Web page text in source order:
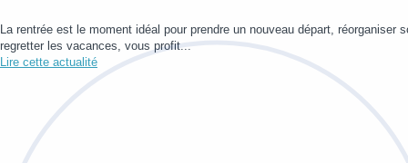
La rentrée est le moment idéal pour prendre un nouveau départ,
regretter les vacances, vous profit...
Lire cette actualité